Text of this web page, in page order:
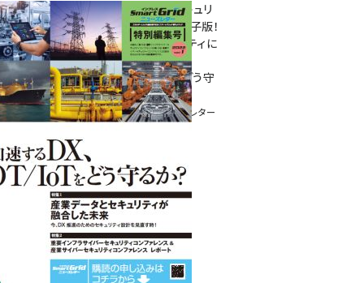
重要インフラサイバーセキュリ
ティコンファレンス特別電子版！
― 産業サイバーセキュリティに
関わる全ての方へ！ ―
加速するDX、OT/IoTをどう守
るか？
インプレス SmartGridニューズレター